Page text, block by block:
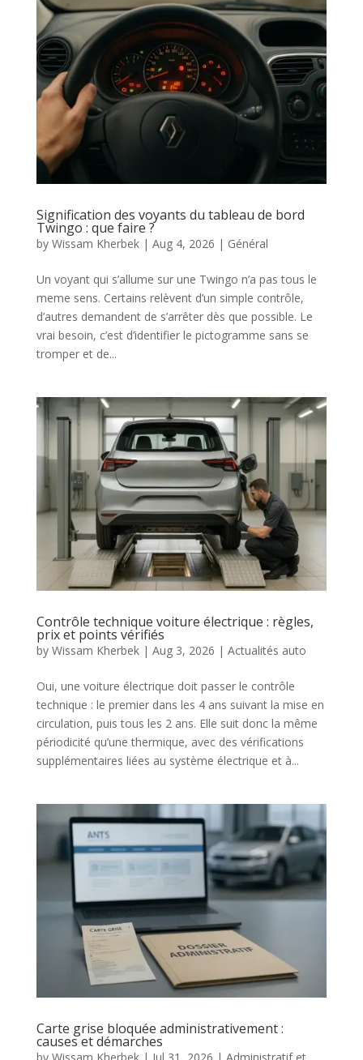
Signification des voyants du tableau de bord
Twingo : que faire ?
by Wissam Kherbek| Aug 4, 2026 | Général
Un voyant qui s’allume sur une Twingo n’a pas tous le
meme sens. Certains relèvent d’un simple contrôle,
d’autres demandent de s’arrêter dès que possible. Le
vrai besoin, c’est d’identifier le pictogramme sans se
tromper et de...
Contrôle technique voiture électrique : règles,
prix et points vérifiés
by Wissam Kherbek| Aug 3, 2026 | Actualités auto
Oui, une voiture électrique doit passer le contrôle
technique : le premier dans les 4 ans suivant la mise en
circulation, puis tous les 2 ans. Elle suit donc la même
périodicité qu’une thermique, avec des vérifications
supplémentaires liées au système électrique et à...
Carte grise bloquée administrativement :
causes et démarches
by Wissam Kherbek| Jul 31, 2026 | Administratif et